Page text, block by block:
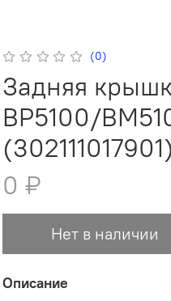
(0)
Задняя
BP5100/
0 ₽
Нет в наличии
Описание